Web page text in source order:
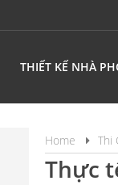
THIẾT KẾ NHÀ
Home Thi
Thực